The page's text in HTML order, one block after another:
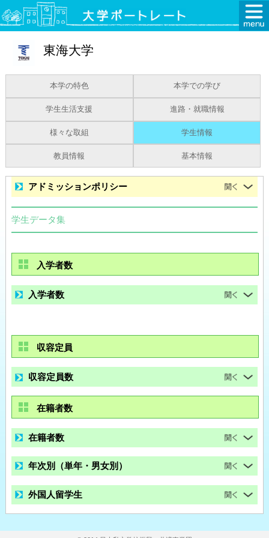
東海大学
本学の特色 本学での学び
学生生活支援 進路・就職情報
様々な取組 学生情報
教員情報 基本情報
アドミッションポリシー
学生データ集
入学者数
入学者数
収容定員
収容定員数
在籍者数
在籍者数
年次別（単年・男女別）
外国人留学生